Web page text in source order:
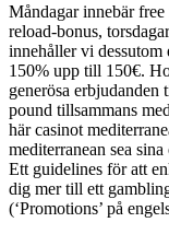
Måndagar innebär free
reload-bonus,
innehåller vi
150% upp till 150€.
generösa
pound tillsammans
här casinot
mediterranean sea
Ett guidelines för att
dig mer till ett
(‘Promotions’ på